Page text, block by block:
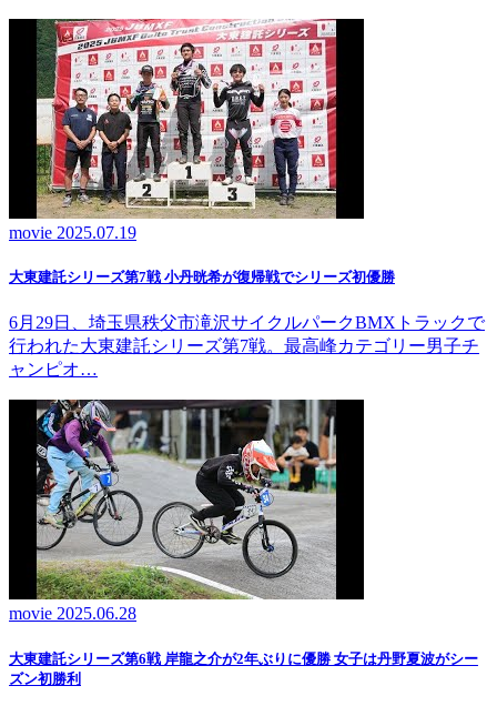
movie 2025.07.19
大東建託シリーズ第7戦 ⼩丹晄希が復帰戦でシリーズ初優勝
6月29日、埼玉県秩父市滝沢サイクルパークBMXトラックで
行われた大東建託シリーズ第7戦。最高峰カテゴリー男子チ
ャンピオ…
movie 2025.06.28
大東建託シリーズ第6戦 岸龍之介が2年ぶりに優勝 女子は丹野夏波がシー
ズン初勝利